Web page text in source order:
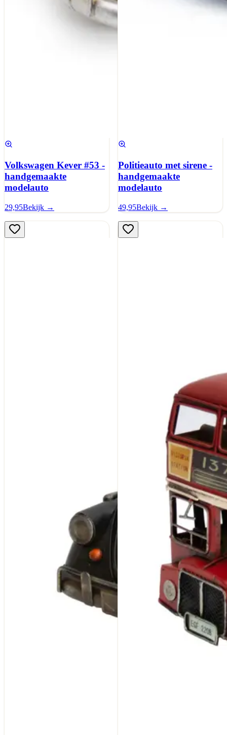
Volkswagen Kever #53 -
handgemaakte
modelauto
29,95Bekijk →
Politieauto met sirene -
handgemaakte
modelauto
49,95Bekijk →